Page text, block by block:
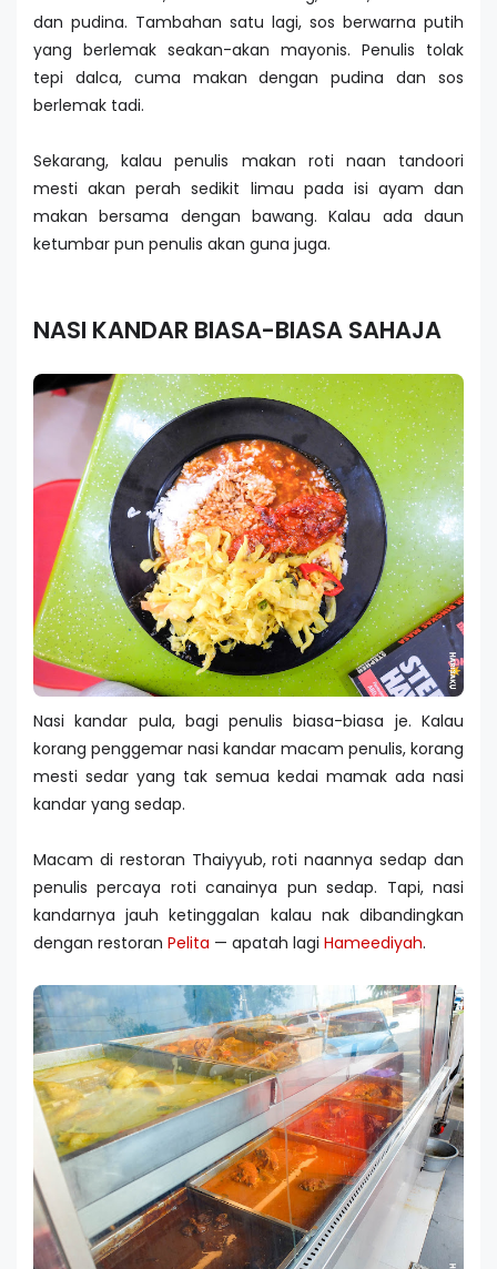
dan pudina. Tambahan satu lagi, sos berwarna putih
yang berlemak seakan-akan mayonis. Penulis tolak
tepi dalca, cuma makan dengan pudina dan sos
berlemak tadi.
Sekarang, kalau penulis makan roti naan tandoori
mesti akan perah sedikit limau pada isi ayam dan
makan bersama dengan bawang. Kalau ada daun
ketumbar pun penulis akan guna juga.
NASI KANDAR BIASA-BIASA SAHAJA
Nasi kandar pula, bagi penulis biasa-biasa je. Kalau
korang penggemar nasi kandar macam penulis, korang
mesti sedar yang tak semua kedai mamak ada nasi
kandar yang sedap.
Macam di restoran Thaiyyub, roti naannya sedap dan
penulis percaya roti canainya pun sedap. Tapi, nasi
kandarnya jauh ketinggalan kalau nak dibandingkan
dengan restoran Pelita — apatah lagi Hameediyah.